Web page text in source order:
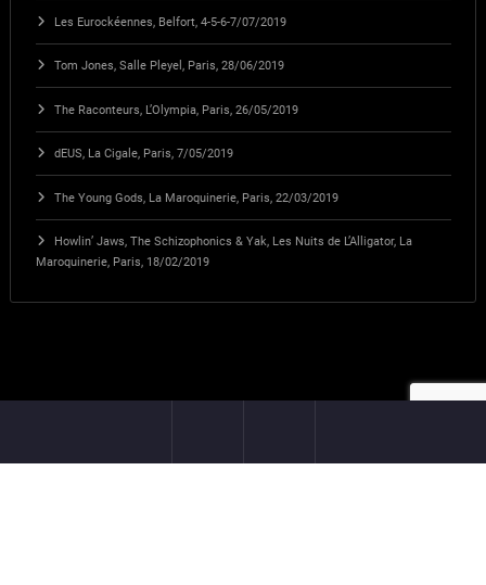
Les Eurockéennes, Belfort, 4-5-6-7/07/2019
Tom Jones, Salle Pleyel, Paris, 28/06/2019
The Raconteurs, L’Olympia, Paris, 26/05/2019
dEUS, La Cigale, Paris, 7/05/2019
The Young Gods, La Maroquinerie, Paris, 22/03/2019
Howlin’ Jaws, The Schizophonics & Yak, Les Nuits de L’Alligator, La
Maroquinerie, Paris, 18/02/2019